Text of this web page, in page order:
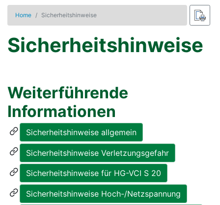
Home Sicherheitshinweise
Sicherheitshinweise
Weiterführende
Informationen
Sicherheitshinweise allgemein
Sicherheitshinweise Verletzungsgefahr
Sicherheitshinweise für HG-VCI S 20
Sicherheitshinweise Hoch-/Netzspannung